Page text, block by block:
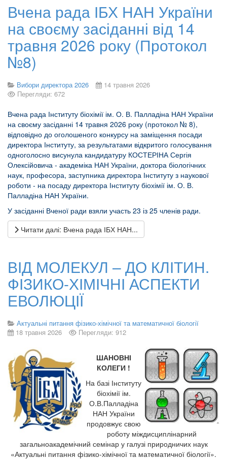
Вчена рада ІБХ НАН України
на своєму засіданні від 14
травня 2026 року (Протокол
№8)
Вибори директора 2026
14 травня 2026
Перегляди: 672
Вчена рада Інституту біохімії ім. О. В. Палладіна НАН України
на своєму засіданні 14 травня 2026 року (протокол № 8),
відповідно до оголошеного конкурсу на заміщення посади
директора Інституту, за результатами відкритого голосування
одноголосно висунула кандидатуру КОСТЕРІНА Сергія
Олексійовича ‑ академіка НАН України, доктора біологічних
наук, професора, заступника директора Інституту з наукової
роботи ‑ на посаду директора Інституту біохімії ім. О. В.
Палладіна НАН України.
У засіданні Вченої ради взяли участь 23 із 25 членів ради.
Читати далі: Вчена рада ІБХ НАН...
ВІД МОЛЕКУЛ – ДО КЛІТИН.
ФІЗИКО-ХІМІЧНІ АСПЕКТИ
ЕВОЛЮЦІЇ
Актуальні питання фізико-хімічної та математичної біології
18 травня 2026
Перегляди: 912
ШАНОВНІ
КОЛЕГИ !
На базі Інституту
біохімії ім.
О.В.Палладіна
НАН України
продовжує свою
роботу міждисциплінарний
загальноакадемічний семінар у галузі природничих наук
«Актуальні питання фізико-хімічної та математичної біології».